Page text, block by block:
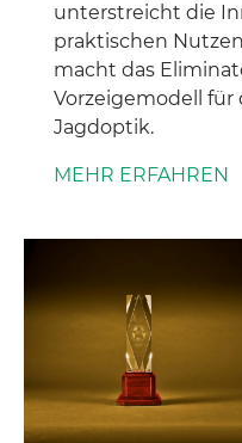
unterstreicht die
praktischen
macht das
Vorzeigemodell
Jagdoptik.
MEHR ERFAHREN